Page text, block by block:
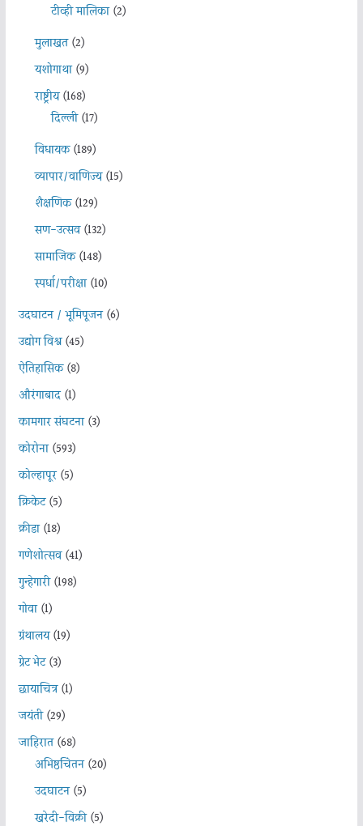
टीव्ही मालिका(2)
मुलाखत(2)
यशोगाथा(9)
राष्ट्रीय(168)
दिल्ली(17)
विधायक(189)
व्यापार/वाणिज्य(15)
शैक्षणिक(129)
सण-उत्सव(132)
सामाजिक(148)
स्पर्धा/परीक्षा(10)
उदघाटन / भूमिपूजन(6)
उद्योग विश्व(45)
ऐतिहासिक(8)
औरंगाबाद(1)
कामगार संघटना(3)
कोरोना(593)
कोल्हापूर(5)
क्रिकेट(5)
क्रीडा(18)
गणेशोत्सव(41)
गुन्हेगारी(198)
गोवा(1)
ग्रंथालय(19)
ग्रेट भेट(3)
छायाचित्र(1)
जयंती(29)
जाहिरात(68)
अभिष्ठचिंतन(20)
उदघाटन(5)
खरेदी-विक्री(5)